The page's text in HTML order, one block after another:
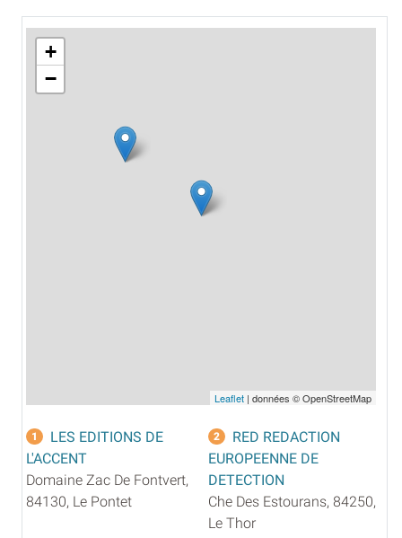
+
−
Leaflet | données © OpenStreetMap
1
LES EDITIONS DE
L'ACCENT
Domaine Zac De Fontvert,
84130, Le Pontet
2
RED REDACTION
EUROPEENNE DE
DETECTION
Che Des Estourans, 84250,
Le Thor